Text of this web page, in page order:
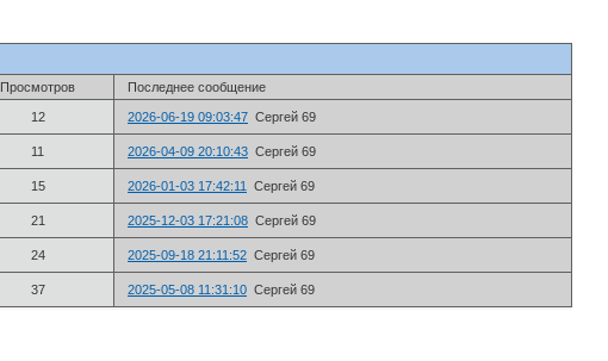
Просмотров Последнее сообщение
12 2026-06-19 09:03:47 Сергей 69
11 2026-04-09 20:10:43 Сергей 69
15 2026-01-03 17:42:11 Сергей 69
21 2025-12-03 17:21:08 Сергей 69
24 2025-09-18 21:11:52 Сергей 69
37 2025-05-08 11:31:10 Сергей 69